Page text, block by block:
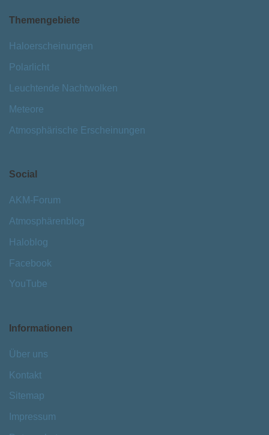
Themengebiete
Haloerscheinungen
Polarlicht
Leuchtende Nachtwolken
Meteore
Atmosphärische Erscheinungen
Social
AKM-Forum
Atmosphärenblog
Haloblog
Facebook
YouTube
Informationen
Über uns
Kontakt
Sitemap
Impressum